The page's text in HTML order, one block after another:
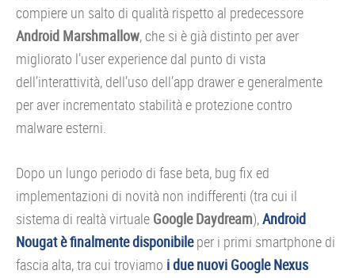
compiere un salto di qualità rispetto al predecessore
Android Marshmallow, che si è già distinto per aver
migliorato l’user experience dal punto di vista
dell’interattività, dell’uso dell’app drawer e generalmente
per aver incrementato stabilità e protezione contro
malware esterni.
Dopo un lungo periodo di fase beta, bug fix ed
implementazioni di novità non indifferenti (tra cui il
sistema di realtà virtuale Google Daydream),Android
Nougat è finalmente disponibileper i primi smartphone di
fascia alta, tra cui troviamo i due nuovi Google Nexus